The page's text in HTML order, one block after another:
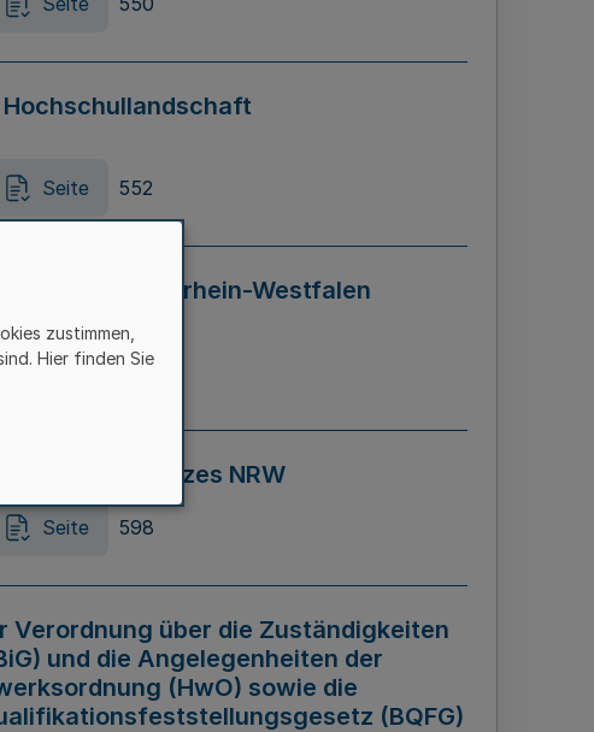
Seite 552
in Nordrhein-Westfalen
NRW)
Seite 595
Gesetzes NRW
Seite 598
über die Zuständigkeiten
und die Angelegenheiten der
(HwO) sowie die
(BQFG)
zustimmen,
Hier finden Sie